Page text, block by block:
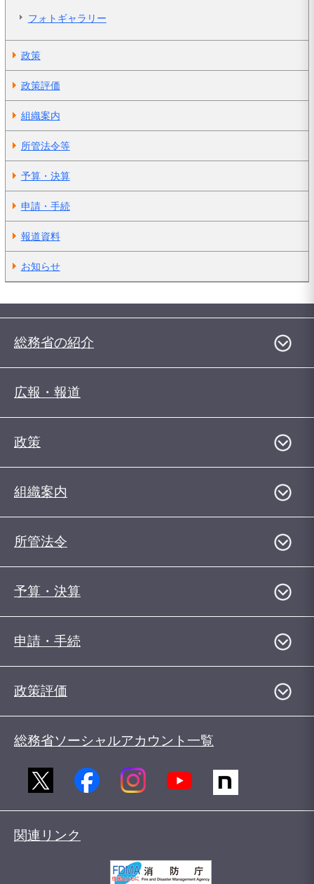
フォトギャラリー
政策
政策評価
組織案内
所管法令等
予算・決算
申請・手続
報道資料
お知らせ
総務省の紹介
広報・報道
政策
組織案内
所管法令
予算・決算
申請・手続
政策評価
総務省ソーシャルアカウント一覧
関連リンク